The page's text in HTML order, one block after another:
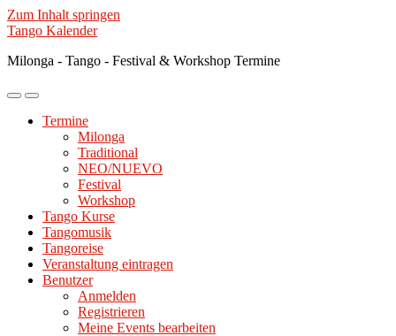
Zum Inhalt springen
Tango Kalender
Milonga - Tango - Festival & Workshop Termine
Mobile-
ein-/ausblenden
Suchfeld
ein-/ausblenden
Termine
Milonga
Traditional
NEO/NUEVO
Festival
Workshop
Tango Kurse
Tangomusik
Tangoreise
Veranstaltung eintragen
Benutzer
Anmelden
Registrieren
Meine Events bearbeiten